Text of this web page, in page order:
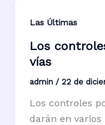
Las Últimas
Los
vías
admin / 22 de
Los controles
darán en